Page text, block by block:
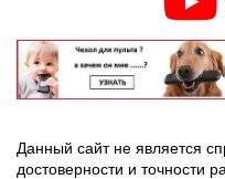
Данный сайт не является
достоверности и